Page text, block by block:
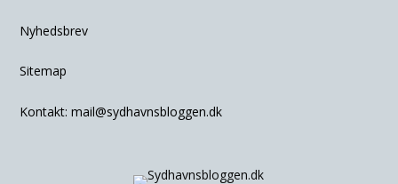
Nyhedsbrev
Sitemap
Kontakt:mail@sydhavnsbloggen.dk